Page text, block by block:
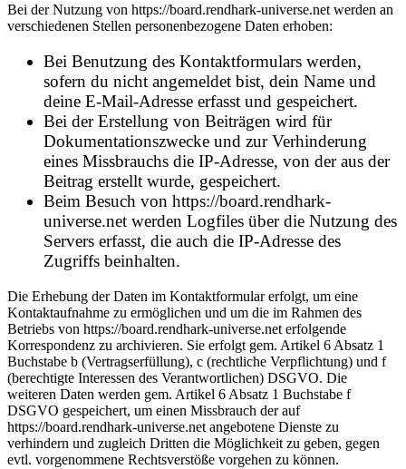
Bei der Nutzung von https://board.rendhark-universe.net werden an
verschiedenen Stellen personenbezogene Daten erhoben:
Bei Benutzung des Kontaktformulars werden,
sofern du nicht angemeldet bist, dein Name und
deine E-Mail-Adresse erfasst und gespeichert.
Bei der Erstellung von Beiträgen wird für
Dokumentationszwecke und zur Verhinderung
eines Missbrauchs die IP-Adresse, von der aus der
Beitrag erstellt wurde, gespeichert.
Beim Besuch von https://board.rendhark-
universe.net werden Logfiles über die Nutzung des
Servers erfasst, die auch die IP-Adresse des
Zugriffs beinhalten.
Die Erhebung der Daten im Kontaktformular erfolgt, um eine
Kontaktaufnahme zu ermöglichen und um die im Rahmen des
Betriebs von https://board.rendhark-universe.net erfolgende
Korrespondenz zu archivieren. Sie erfolgt gem. Artikel 6 Absatz 1
Buchstabe b (Vertragserfüllung), c (rechtliche Verpflichtung) und f
(berechtigte Interessen des Verantwortlichen) DSGVO. Die
weiteren Daten werden gem. Artikel 6 Absatz 1 Buchstabe f
DSGVO gespeichert, um einen Missbrauch der auf
https://board.rendhark-universe.net angebotene Dienste zu
verhindern und zugleich Dritten die Möglichkeit zu geben, gegen
evtl. vorgenommene Rechtsverstöße vorgehen zu können.